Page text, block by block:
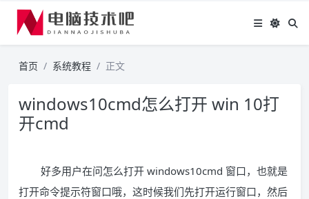
首页 系统教程 正文
windows10cmd怎么打开 win 10打
开cmd
好多用户在问怎么打开 windows10cmd 窗口，也就是
打开命令提示符窗口哦，这时候我们先打开运行窗口，然后